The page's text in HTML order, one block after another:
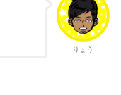
りょう